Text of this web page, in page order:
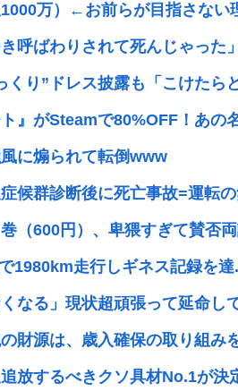
万）←お前らが目指さない
呼ばわりされて死んじゃった
くり”ドレス披露も「こけたら
ト』がSteamで80%OFF！あの
に煽られて転倒www
症候群診断後に死亡事故=運転
（600円）、卑猥すぎて賛否
1980km走行しギネス記録を達
くなる」現状超頑張って延命し
財源は、歳入確保の取り組み
放するべきクソ具材No.1が決